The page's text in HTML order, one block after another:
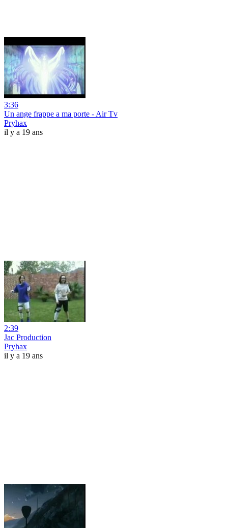
3:36
Un ange frappe a ma porte - Air Tv
Pryhax
il y a 19 ans
2:39
Jac Production
Pryhax
il y a 19 ans